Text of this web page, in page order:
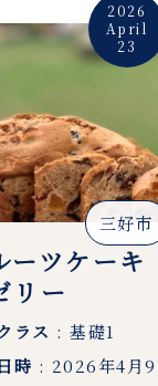
2026
April
23
三好市
ーツケーキ
リー
ラス : 基礎1
時 : 2026年4月